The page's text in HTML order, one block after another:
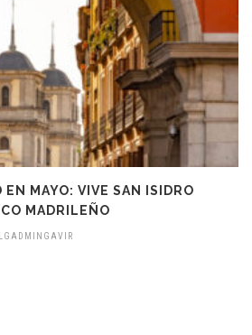
EN MAYO: VIVE SAN ISIDRO
MADRILEÑO